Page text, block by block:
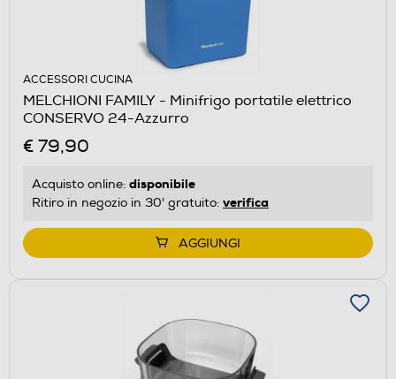
ACCESSORI CUCINA
MELCHIONI FAMILY - Minifrigo portatile elettrico
CONSERVO 24-Azzurro
€ 79,90
Acquisto online: disponibile
Ritiro in negozio in 30' gratuito: verifica
AGGIUNGI